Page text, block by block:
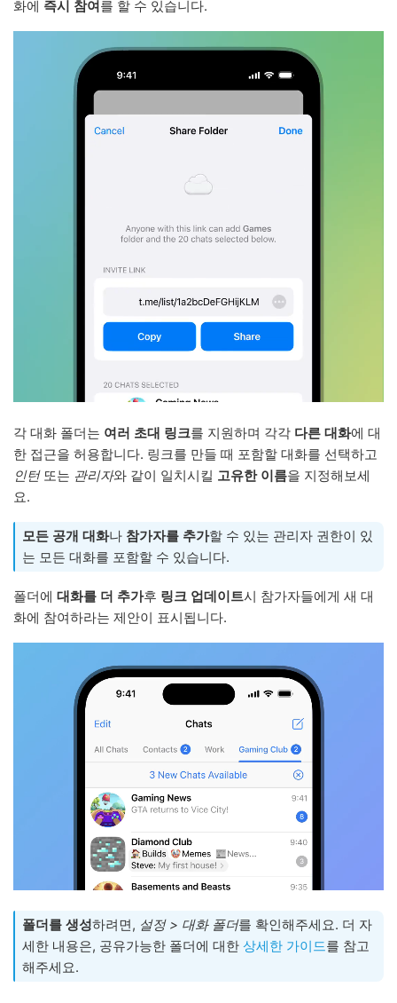
화에 즉시 참여를 할 수 있습니다.
각 대화 폴더는 여러 초대 링크를 지원하며 각각 다른 대화에 대
한 접근을 허용합니다. 링크를 만들 때 포함할 대화를 선택하고
인턴또는 관리자와 같이 일치시킬 고유한 이름을 지정해보세
요.
모든 공개 대화나 참가자를 추가할 수 있는 관리자 권한이 있
는 모든 대화를 포함할 수 있습니다.
폴더에 대화를 더 추가후 링크 업데이트시 참가자들에게 새 대
화에 참여하라는 제안이 표시됩니다.
폴더를 생성하려면, 설정 > 대화 폴더를 확인해주세요. 더 자
세한 내용은, 공유가능한 폴더에 대한 상세한 가이드를 참고
해주세요.